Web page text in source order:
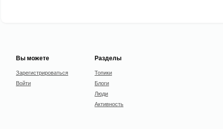
Вы можете
Зарегистрироваться
Войти
Разделы
Топики
Блоги
Люди
Активность